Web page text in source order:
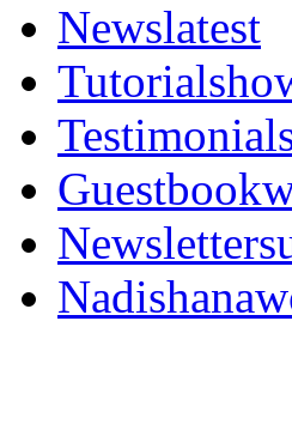
Newslatest
Tutorials
Guestbook
Newsletter
Nadishana